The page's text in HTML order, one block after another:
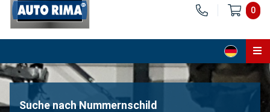
0
Home
Suche nach Nummernschild